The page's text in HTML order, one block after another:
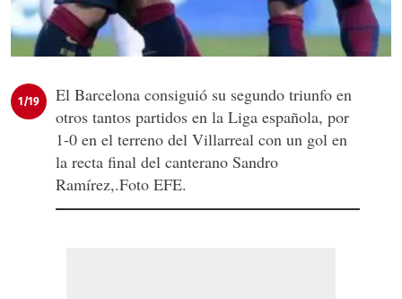
1/19
El Barcelona consiguió su segundo triunfo en
otros tantos partidos en la Liga española, por
1-0 en el terreno del Villarreal con un gol en
la recta final del canterano Sandro
Ramírez,.Foto EFE.